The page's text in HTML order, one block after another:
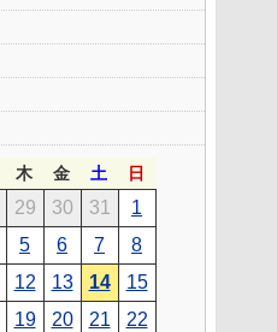
木 金 土 日
29 30 31
1
5 6 7
8
12 13 14
15
19 20 21
22